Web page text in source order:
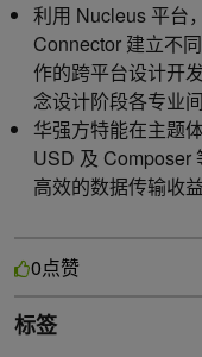
利用 Nucleus 平台
Connector 建立不
作的跨平台设计开
念设计阶段各专业
华强方特能在主题
USD 及 Composer
高效的数据传输收益
0点赞
标签